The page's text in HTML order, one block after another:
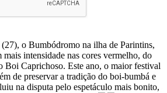
o Bumbódromo na ilha de Parintins,
intensidade nas cores vermelho, do
Boi Caprichoso. Este ano, o maior festival
de preservar a tradição do boi-bumbá e
na disputa pelo espetáculo mais bonito,